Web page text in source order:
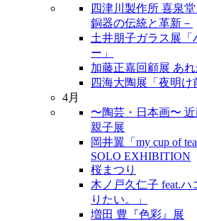
四津川製作所 喜泉
銅器の伝統と革新－
土井朋子ガラス展「
ー」
加藤正嘉回顧展 あ
四海大陶展「夜明け
4月
〜陶芸・日本画〜
親子展
岡井翼「my cup of
SOLO EXHIBITION
桜まつり
木ノ戸久仁子 feat.
りたい。」
増田 豊『色彩』展